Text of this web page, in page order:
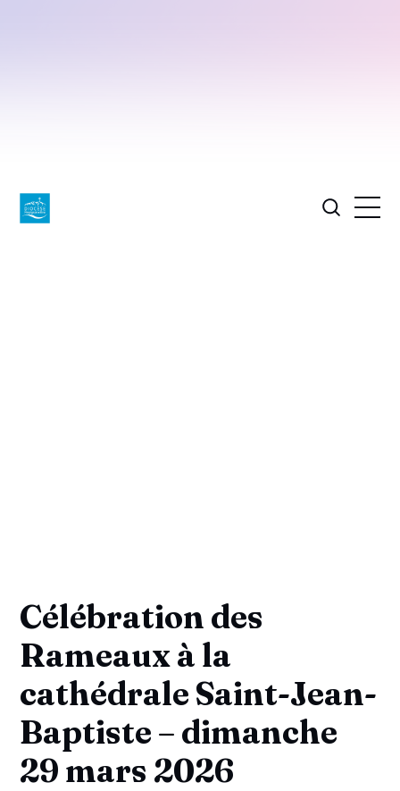
Célébration des
Rameaux à la
cathédrale Saint-Jean-
Baptiste – dimanche
29 mars 2026